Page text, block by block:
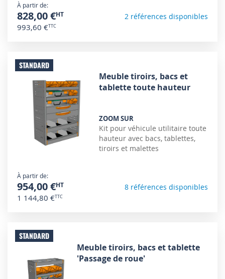
À partir de
828,00 €
993,60 €
2 références disponibles
STANDARD
Meuble tiroirs, bacs et
tablette toute hauteur
ZOOM SUR
Kit pour véhicule utilitaire toute
hauteur avec bacs, tablettes,
tiroirs et malettes
À partir de
954,00 €
1 144,80 €
8 références disponibles
STANDARD
Meuble tiroirs, bacs et tablette
'Passage de roue'